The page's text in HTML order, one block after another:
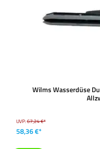
Wilms Wasserdüse
UVP:67,24 €*
58,36 €*